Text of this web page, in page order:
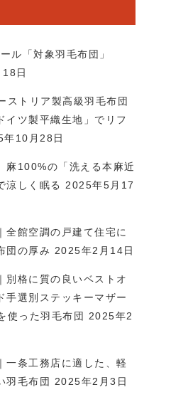
ル「対象羽毛布団」
日
ストリア製高級羽毛布団
イツ製平織生地」でリフ
年10月28日
麻100%の「洗える本麻近
涼しく眠る
2025年5月17
全館空調の戸建て住宅に
団の厚み 2025年2月14日
別格に質の良いベストオ
手選別ステッキーマザー
使った羽毛布団
2025年2
一条工務店に適した、軽
羽毛布団
2025年2月3日